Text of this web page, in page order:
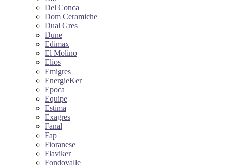
Del Conca
Dom Ceramiche
Dual Gres
Dune
Edimax
El Molino
Elios
Emigres
EnergieKer
Epoca
Equipe
Estima
Exagres
Fanal
Fap
Fioranese
Flaviker
Fondovalle